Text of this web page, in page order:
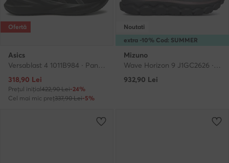
Ofertă
Asics
Versablast 4 1011B984 · Pantofi pentru alergare
Prețul actual
318,90 Lei
Prețul inițial422,90 Lei-24%
Cel mai mic preț337,90 Lei-5%
extra -10% Cod: SUMMER
Noutati
Mizuno
Wave Horizon 9 J1GC2626 · Pantofi pentru alergare
932,90 Lei